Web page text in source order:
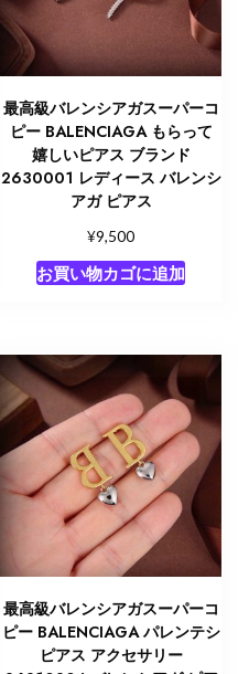
最高級バレンシアガスーパーコ
ピー BALENCIAGA もらって
嬉しいピアス ブランド
2630001 レディース バレンシ
アガ ピアス
¥9,500
お買い物カゴに追加
最高級バレンシアガスーパーコ
ピー BALENCIAGA パレンテシ
ピアス アクセサリー